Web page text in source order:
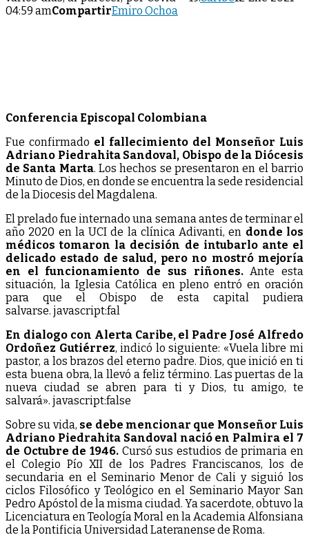
04:59 amCompartirEmiro Ochoa
Conferencia Episcopal Colombiana
Fue confirmado el fallecimiento del Monseñor Luis
Adriano Piedrahita Sandoval, Obispo de la Diócesis
de Santa Marta. Los hechos se presentaron en el barrio
Minuto de Dios, en donde se encuentra la sede residencial
de la Diocesis del Magdalena.
El prelado fue internado una semana antes de terminar el
año 2020 en la UCI de la clínica Adivanti, en donde los
médicos tomaron la decisión de intubarlo ante el
delicado estado de salud, pero no mostró mejoría
en el funcionamiento de sus riñones.Ante esta
situación, la Iglesia Católica en pleno entró en oración
para que el Obispo de esta capital pudiera
salvarse. javascript:fal
En dialogo con Alerta Caribe, el Padre José Alfredo
Ordoñez Gutiérrez, indicó lo siguiente: «Vuela libre mi
pastor, a los brazos del eterno padre. Dios, que inició en ti
esta buena obra, la llevó a feliz término. Las puertas de la
nueva ciudad se abren para ti y Dios, tu amigo, te
salvará». javascript:false
Sobre su vida, se debe mencionar que Monseñor Luis
Adriano Piedrahita Sandoval nació en Palmira el 7
de Octubre de 1946. Cursó sus estudios de primaria en
el Colegio Pío XII de los Padres Franciscanos, los de
secundaria en el Seminario Menor de Cali y siguió los
ciclos Filosófico y Teológico en el Seminario Mayor San
Pedro Apóstol de la misma ciudad. Ya sacerdote, obtuvo la
Licenciatura en Teología Moral en la Academia Alfonsiana
de la Pontificia Universidad Lateranense de Roma.